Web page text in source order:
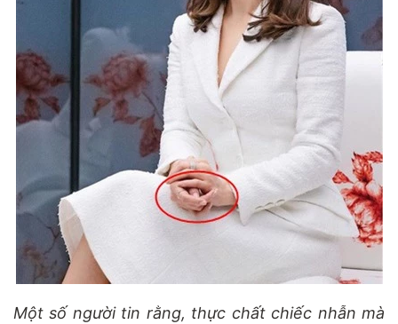
Một số người tin rằng, thực chất chiếc nhẫn mà